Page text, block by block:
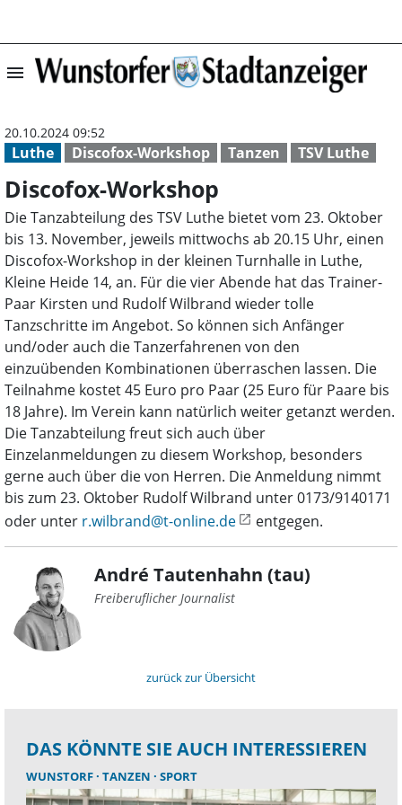
menu Discofox-
Luthe Discofox-Workshop Tanzen TSV Luthe
20.10.2024 09:52
Discofox-Workshop
Die Tanzabteilung des TSV Luthe bietet vom 23. Oktober
bis 13. November, jeweils mittwochs ab 20.15 Uhr, einen
Discofox-Workshop in der kleinen Turnhalle in Luthe,
Kleine Heide 14, an. Für die vier Abende hat das Trainer-
Paar Kirsten und Rudolf Wilbrand wieder tolle
Tanzschritte im Angebot. So können sich Anfänger
und/oder auch die Tanzerfahrenen von den
einzuübenden Kombinationen überraschen lassen. Die
Teilnahme kostet 45 Euro pro Paar (25 Euro für Paare bis
18 Jahre). Im Verein kann natürlich weiter getanzt werden.
Die Tanzabteilung freut sich auch über
Einzelanmeldungen zu diesem Workshop, besonders
gerne auch über die von Herren. Die Anmeldung nimmt
bis zum 23. Oktober Rudolf Wilbrand unter 0173/9140171
oder unter r.wilbrand@t-online.de entgegen.
André Tautenhahn (tau)
Freiberuflicher Journalist
zurück zur Übersicht
DAS KÖNNTE SIE AUCH INTERESSIEREN
WUNSTORF TANZEN SPORT